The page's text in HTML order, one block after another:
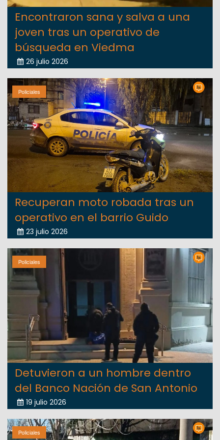
Encontraron sana y salva a una
joven tras un operativo de
búsqueda en Viedma
26 julio 2026
Policiales
Recuperan moto robada tras un
operativo en el barrio Guido
23 julio 2026
Policiales
Detuvieron a un hombre dentro
del Banco Nación de San Antonio
19 julio 2026
Policiales